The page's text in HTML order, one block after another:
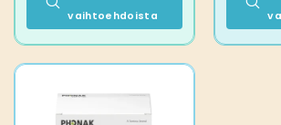
vaihtoehdoista
useampi
muunnelma.